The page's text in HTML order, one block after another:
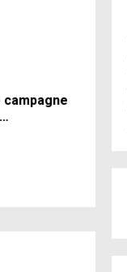
campagne